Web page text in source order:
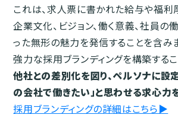
これは、求人票に書かれた給与や福利
企業文化、ビジョン、働く意義、社員の
った無形の魅力を発信することを含み
強力な採用ブランディングを構築するこ
他社との差別化を図り、ペルソナに設
の会社で働きたい」と思わせる求心力
採用ブランディングの詳細はこちら▶︎